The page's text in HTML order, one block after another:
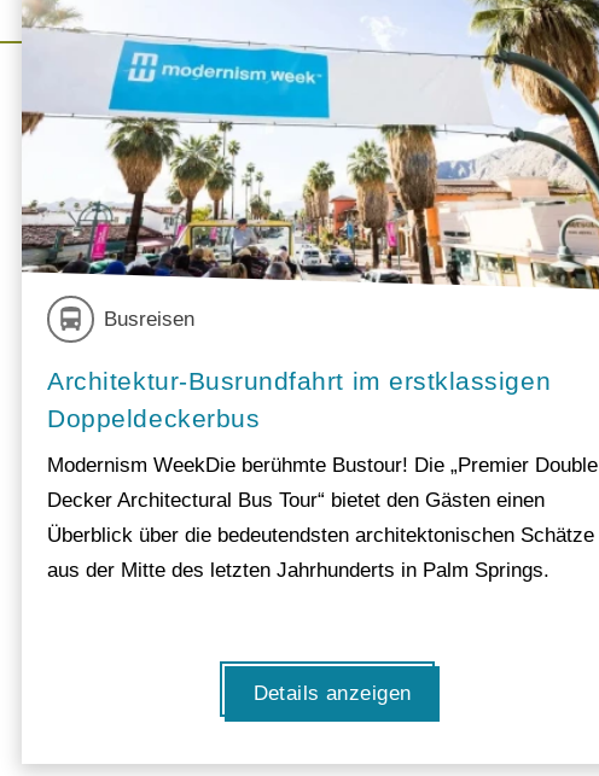
Busreisen
Architektur-Busrundfahrt im erstklassigen
Doppeldeckerbus
Modernism WeekDie berühmte Bustour! Die „Premier Double
Decker Architectural Bus Tour“ bietet den Gästen einen
Überblick über die bedeutendsten architektonischen Schätze
aus der Mitte des letzten Jahrhunderts in Palm Springs.
Details anzeigen